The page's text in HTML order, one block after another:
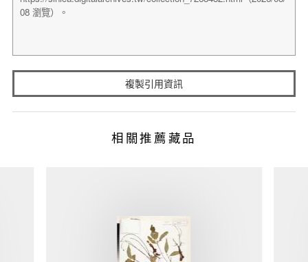
複製引用資訊
相關推薦藏品